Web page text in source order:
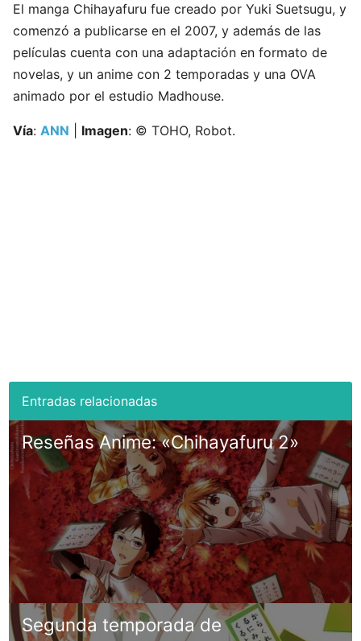
El manga Chihayafuru fue creado por Yuki Suetsugu, y
comenzó a publicarse en el 2007, y además de las
películas cuenta con una adaptación en formato de
novelas, y un anime con 2 temporadas y una OVA
animado por el estudio Madhouse.
Vía: ANN Imagen: © TOHO, Robot.
Reseñas Anime: «Chihayafuru 2»
Segunda temporada de